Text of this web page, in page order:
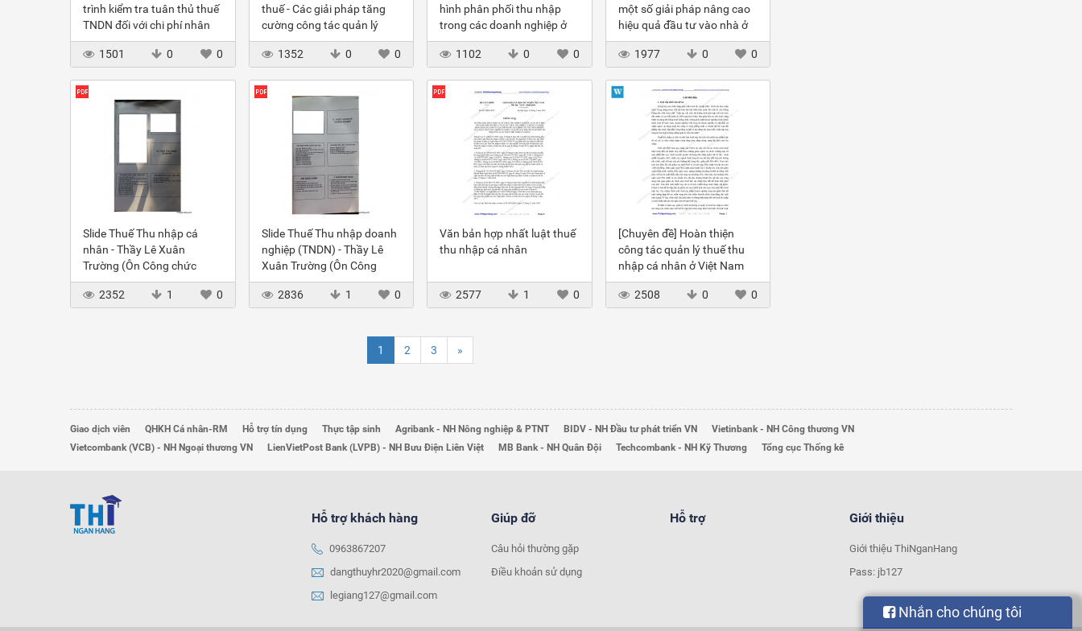
trình kiểm tra tuân thủ thuế
TNDN đối với chi phí nhân
công nghiên cứu tại chi
nhánh công ty TNHH Tư
1501 0 0
thuế - Các giải pháp tăng
cường công tác quản lý
thuế thu nhập cá nhân đối
với hộ kinh doanh cá thể tại
Liêm
1352 0 0
hình phân phối thu nhập
trong các doanh nghiệp ở
Việt Nam
1102
0 0
một số giải pháp nâng cao
hiệu quả đầu tư vào nhà ở
cho người có thu nhập thấp
1977
0 0
Slide Thuế Thu nhập cá
nhân - Thầy Lê Xuân
Trường (Ôn Công chức
Thuế)
2352
1 0
Slide Thuế Thu nhập doanh
nghiệp (TNDN) - Thầy Lê
Xuân Trường (Ôn Công
chức Thuế)
2836
1 0
Văn bản hợp nhất luật thuế
thu nhập cá nhân
2577 1 0
[Chuyên đề] Hoàn thiện
công tác quản lý thuế thu
nhập cá nhân ở Việt Nam
hiện nay
2508
0 0
1 2 3 »
Giao dịch viên QHKH Cá nhân-RM Hỗ trợ tín dụng Thực tập sinh Agribank - NH Nông nghiệp & PTNT BIDV - NH Đầu tư phát triển VN
Vietinbank - NH Công thương VN
Vietcombank (VCB) - NH Ngoại thương VN
LienVietPost Bank (LVPB) - NH Bưu Điện Liên Việt MB Bank - NH Quân Đội Techcombank - NH Kỹ Thương Tổng cục Thống kê
Hỗ trợ khách hàng
0963867207
dangthuyhr2020@gmail.com
legiang127@gmail.com
Giúp đỡ
Câu hỏi thường gặp
Điều khoản sử dụng
Hỗ trợ Giới thiệu
Giới thiệu ThiNganHang
Pass: jb127
Nhắn cho chúng tôi